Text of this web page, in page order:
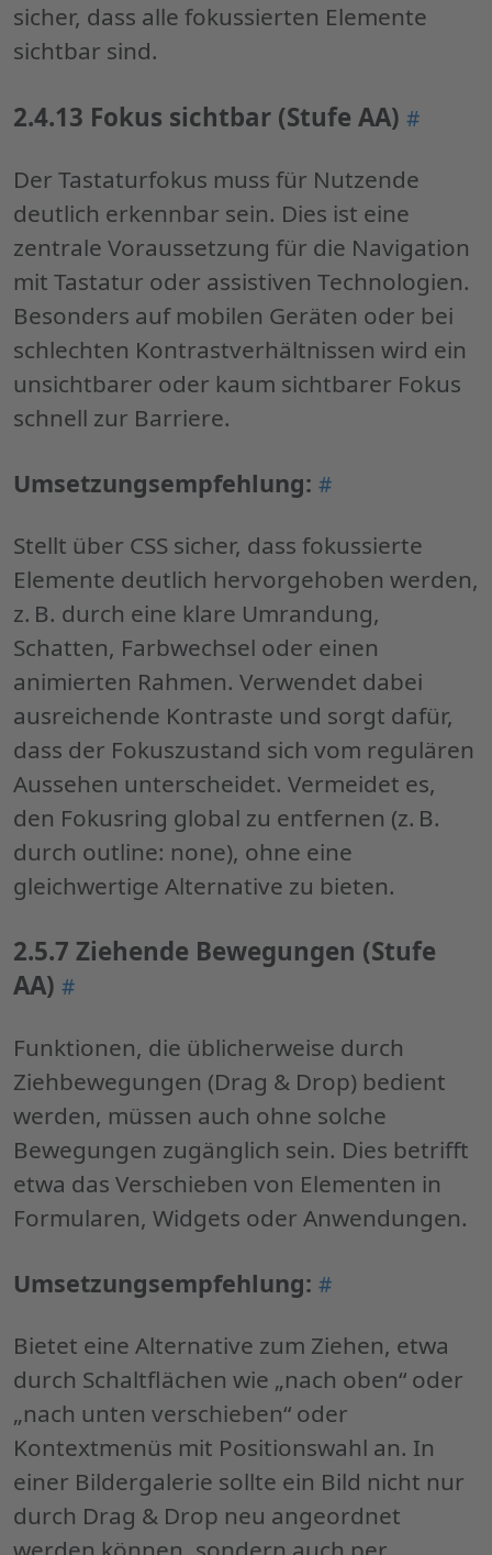
sicher, dass alle fokussierten Elemente
sichtbar sind.
2.4.13 Fokus sichtbar (Stufe AA)
Fokus
sichtbar
(Stufe
AA)"
#
Der Tastaturfokus muss für Nutzende
deutlich erkennbar sein. Dies ist eine
zentrale Voraussetzung für die Navigation
mit Tastatur oder assistiven Technologien.
Besonders auf mobilen Geräten oder bei
schlechten Kontrastverhältnissen wird ein
unsichtbarer oder kaum sichtbarer Fokus
schnell zur Barriere.
Umsetzungsempfehlung: Permalink
#
Stellt über CSS sicher, dass fokussierte
Elemente deutlich hervorgehoben werden,
z. B. durch eine klare Umrandung,
Schatten, Farbwechsel oder einen
animierten Rahmen. Verwendet dabei
ausreichende Kontraste und sorgt dafür,
dass der Fokuszustand sich vom regulären
Aussehen unterscheidet. Vermeidet es,
den Fokusring global zu entfernen (z. B.
durch outline: none), ohne eine
gleichwertige Alternative zu bieten.
2.5.7 Ziehende Bewegungen (Stufe
AA) Permalink
Ziehende
Bewegungen
(Stufe
AA)"
#
Funktionen, die üblicherweise durch
Ziehbewegungen (Drag & Drop) bedient
werden, müssen auch ohne solche
Bewegungen zugänglich sein. Dies betrifft
etwa das Verschieben von Elementen in
Formularen, Widgets oder Anwendungen.
Umsetzungsempfehlung: Permalink
#
Bietet eine Alternative zum Ziehen, etwa
durch Schaltflächen wie „nach oben“ oder
„nach unten verschieben“ oder
Kontextmenüs mit Positionswahl an. In
einer Bildergalerie sollte ein Bild nicht nur
durch Drag & Drop neu angeordnet